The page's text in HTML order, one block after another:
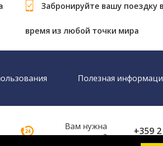
Забронируйте вашу поездку
время из любой точки мира
Полезная
Вам нужна
помощь?
+359